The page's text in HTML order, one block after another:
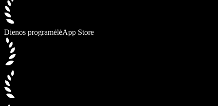
Dienos programėlėApp Store